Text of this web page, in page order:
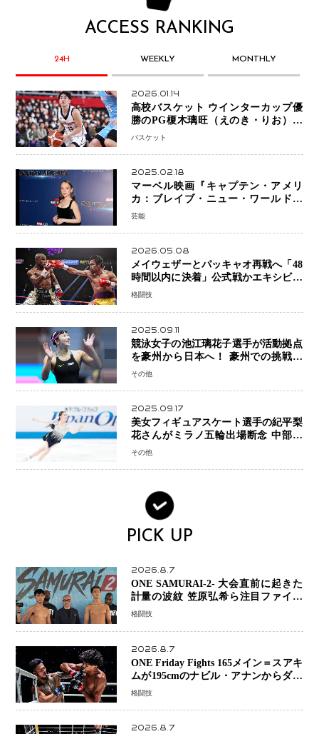
ACCESS RANKING
24H WEEKLY MONTHLY
2026.01.14
高校バスケット ウインターカップ優
勝のPG榎木璃旺（えのき・りお）が
プロの現場へ―。
バスケット
2025.02.18
マーベル映画『キャプテン・アメリ
カ：ブレイブ・ニュー・ワールド』
新ブラック・ウィドウ役のシラ・ハー
芸能
2026.05.08
メイウェザーとパッキャオ再戦へ「48
時間以内に決着」公式戦かエキシビシ
ョンか混迷続く
格闘技
2025.09.11
競泳女子の池江璃花子選手が活動拠点
を豪州から日本へ！ 豪州での挑戦を
糧に、28年ロサンゼルス五輪へ再始動
その他
2025.09.17
美女フィギュアスケート選手の紀平梨
花さんがミラノ五輪出場断念 中部選
手権欠場を発表「安全最優先の判断」
その他
PICK UP
2026.8.7
ONE SAMURAI-2- 大会直前に起きた
計量の波紋 笠原弘希ら注目ファイタ
ーは契約体重で決戦へ、山本歩夢と平
格闘技
2026.8.7
ONE Friday Fights 165メイン＝スアキ
ムが195cmのナビル・アナンからダウ
ン奪取！猛反撃を耐え抜き判定勝利、
格闘技
2026.8.7